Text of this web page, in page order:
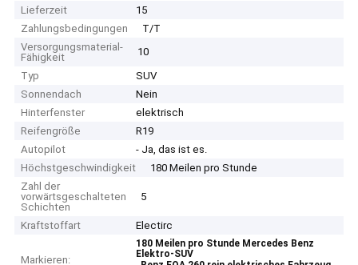
Lieferzeit
15
Zahlungsbedingungen
T/T
Versorgungsmaterial-
Fähigkeit
10
Typ
SUV
Sonnendach
Nein
Hinterfenster
elektrisch
Reifengröße
R19
Autopilot
- Ja, das ist es.
Höchstgeschwindigkeit
180 Meilen pro Stunde
Zahl der
vorwärtsgeschalteten
Schichten
5
Kraftstoffart Electirc
Markieren:
180 Meilen pro Stunde Mercedes Benz
Elektro-SUV